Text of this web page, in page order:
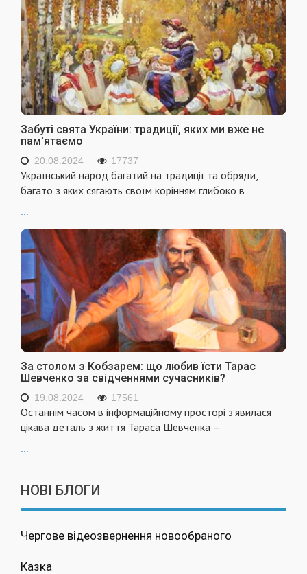
Забуті свята України: традиції, яких ми вже не
пам'ятаємо
20.08.2024 17737
Український народ багатий на традиції та обряди,
багато з яких сягають своїм корінням глибоко в
За столом з Кобзарем: що любив їсти Тарас
Шевченко за свідченнями сучасників?
19.08.2024 17561
Останнім часом в інформаційному просторі з’явилася
цікава деталь з життя Тараса Шевченка –
НОВІ БЛОГИ
Чергове відеозвернення новообраного
Казка